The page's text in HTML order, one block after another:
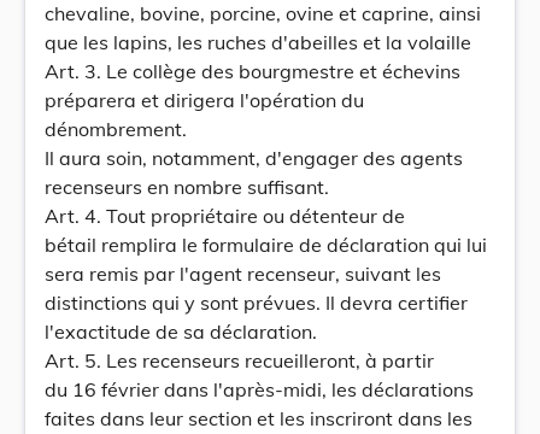
chevaline, bovine, porcine, ovine et caprine, ainsi
que les lapins, les ruches d'abeilles et la volaille
Art. 3. Le collège des bourgmestre et échevins
préparera et dirigera l'opération du
dénombrement.
Il aura soin, notamment, d'engager des agents
recenseurs en nombre suffisant.
Art. 4. Tout propriétaire ou détenteur de
bétail remplira le formulaire de déclaration qui lui
sera remis par l'agent recenseur, suivant les
distinctions qui y sont prévues. Il devra certifier
l'exactitude de sa déclaration.
Art. 5. Les recenseurs recueilleront, à partir
du 16 février dans l'après-midi, les déclarations
faites dans leur section et les inscriront dans les